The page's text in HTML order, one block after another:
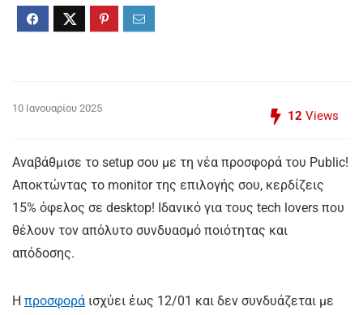
10 Ιανουαρίου 2025
12 Views
Αναβάθμισε το setup σου με τη νέα προσφορά του Public!
Αποκτώντας το monitor της επιλογής σου, κερδίζεις
15% όφελος σε desktop! Ιδανικό για τους tech lovers που
θέλουν τον απόλυτο συνδυασμό ποιότητας και
απόδοσης.
Η προσφορά ισχύει έως 12/01 και δεν συνδυάζεται με